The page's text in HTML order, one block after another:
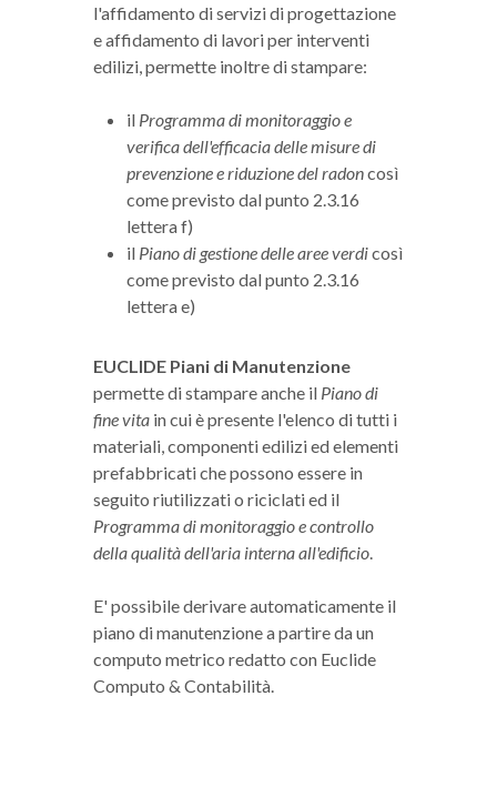
l'affidamento di servizi di progettazione
e affidamento di lavori per interventi
edilizi, permette inoltre di stampare:
il Programma di monitoraggio e
verifica dell'efficacia delle misure di
prevenzione e riduzione del radoncosì
come previsto dal punto 2.3.16
lettera f)
il Piano di gestione delle aree verdicosì
come previsto dal punto 2.3.16
lettera e)
EUCLIDE Piani di Manutenzione
permette di stampare anche il Piano di
fine vita in cui è presente l'elenco di tutti i
materiali, componenti edilizi ed elementi
prefabbricati che possono essere in
seguito riutilizzati o riciclati ed il
Programma di monitoraggio e controllo
della qualità dell'aria interna all'edificio.
E' possibile derivare automaticamente il
piano di manutenzione a partire da un
computo metrico redatto con Euclide
Computo & Contabilità.